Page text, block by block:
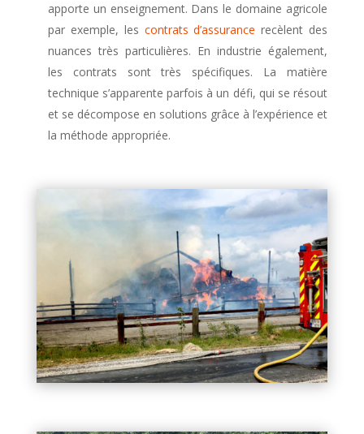
apporte un enseignement. Dans le domaine agricole
par exemple, les contrats d’assurance recèlent des
nuances très particulières. En industrie également,
les contrats sont très spécifiques. La matière
technique s’apparente parfois à un défi, qui se résout
et se décompose en solutions grâce à l’expérience et
la méthode appropriée.